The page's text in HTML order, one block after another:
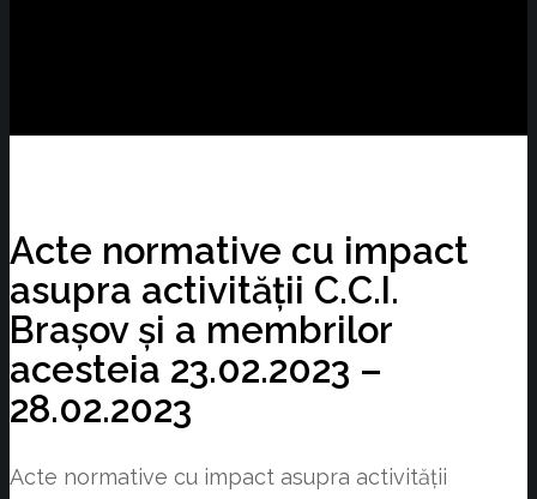
Acte normative cu impact
asupra activității C.C.I.
Brașov și a membrilor
acesteia 23.02.2023 –
28.02.2023
Acte normative cu impact asupra activității